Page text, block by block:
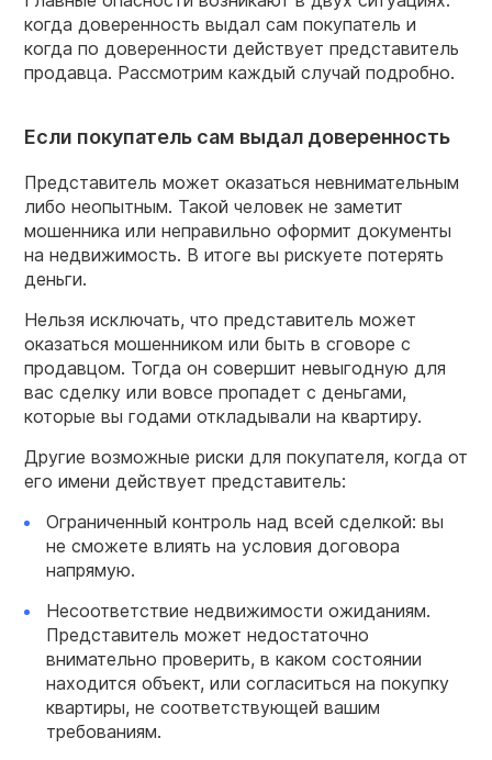
когда доверенность выдал сам покупатель и
когда по доверенности действует представитель
продавца. Рассмотрим каждый случай подробно.
Если покупатель сам выдал доверенность
Представитель может оказаться невнимательным
либо неопытным. Такой человек не заметит
мошенника или неправильно оформит документы
на недвижимость. В итоге вы рискуете потерять
деньги.
Нельзя исключать, что представитель может
оказаться мошенником или быть в сговоре с
продавцом. Тогда он совершит невыгодную для
вас сделку или вовсе пропадет с деньгами,
которые вы годами откладывали на квартиру.
Другие возможные риски для покупателя, когда от
его имени действует представитель:
Ограниченный контроль над всей сделкой: вы
не сможете влиять на условия договора
напрямую.
Несоответствие недвижимости ожиданиям.
Представитель может недостаточно
внимательно проверить, в каком состоянии
находится объект, или согласиться на покупку
квартиры, не соответствующей вашим
требованиям.